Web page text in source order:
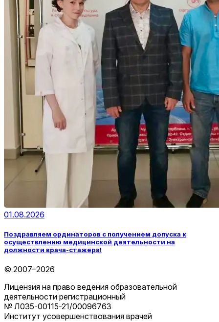
01.08.2026
Поздравляем ординаторов с получением допуска к
осуществлению медицинской деятельности на
должности врача-стажера!
© 2007–2026
Лицензия на право ведения образовательной
деятельности регистрационный
№ Л035-00115-21/00096763
Институт усовершенствования врачей